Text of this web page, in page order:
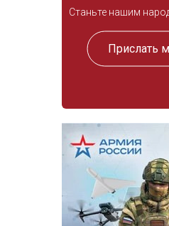
Станьте нашим
Прислать